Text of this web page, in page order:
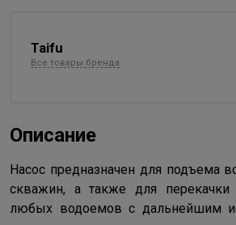
Taifu
Все товары бренда
Описание
Насос предназначен для подъема
скважин, а также для
любых водоемов с дальнейшим